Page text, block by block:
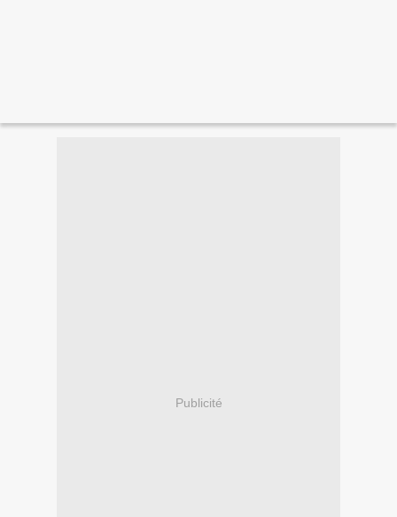
Publicité